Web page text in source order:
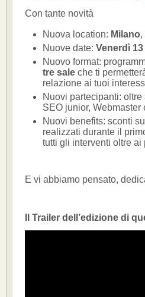
Con tante novità
Nuova location: Milano,
Nuove date: Venerdì
Nuovo format:
tre sale che ti
relazione ai tuoi
Nuovi partecipanti:
SEO junior,
Nuovi benefits: sconti
realizzati durante il
tutti gli interventi oltre ai
E vi abbiamo pensato,
Il Trailer dell’edizione di